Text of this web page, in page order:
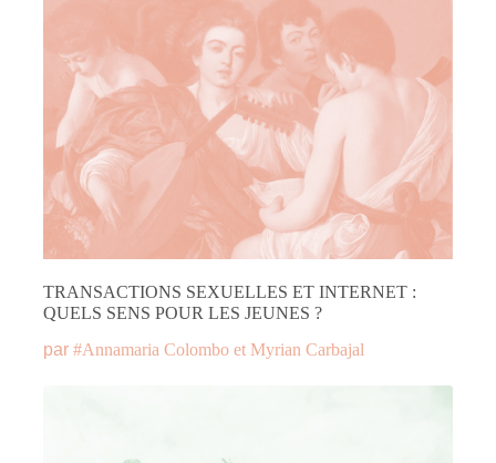
TRANSACTIONS SEXUELLES ET INTERNET :
QUELS SENS POUR LES JEUNES ?
par #Annamaria Colombo et Myrian Carbajal